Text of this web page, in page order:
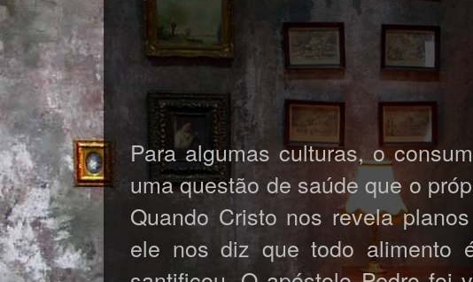
Para algumas culturas, o
uma questão de saúde que o
Quando Cristo nos revela
ele nos diz que todo alimento